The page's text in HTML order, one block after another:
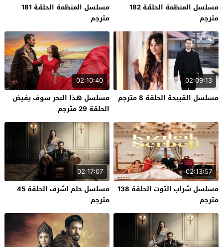
مسلسل المنظمة الحلقة 182
مترجم
مسلسل المنظمة الحلقة 181
مترجم
02:09:13
مسلسل القبيحة الحلقة 8 مترجم
02:10:40
مسلسل هذا البحر سوف يفيض
الحلقة 29 مترجم
02:13:57
مسلسل شراب التوت الحلقة 138
مترجم
02:17:07
مسلسل حلم اشرف الحلقة 45
مترجم